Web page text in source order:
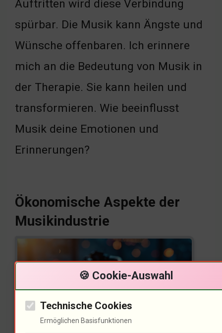
Auftritten wird diese Verbindung
spürbar. Die Musik kann Ängste und
Wünsche offenbaren. Ich erinnere
mich an die Bedeutung von Musik in
der Therapie. Sie kann heilen und
transformieren. Wie beeinflusst
Musik deine Emotionen und
Erinnerungen?
Ökonomische Aspekte der
Musikindustrie
🍪 Cookie-Auswahl
Technische Cookies
Ermöglichen Basisfunktionen